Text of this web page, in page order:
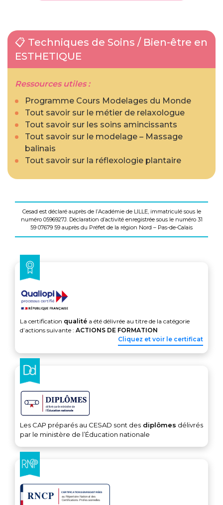
📋 Techniques de Soins / Bien-être en
ESTHETIQUE
Ressources utiles :
Programme Cours Modelages du Monde
Tout savoir sur le métier de relaxologue
Tout savoir sur les soins amincissants
Tout savoir sur le modelage – Massage
balinais
Tout savoir sur la réflexologie plantaire
Cesad est déclaré auprès de l’Académie de LILLE, immatriculé sous le
numéro 0596927J. Déclaration d’activité enregistrée sous le numéro 31
59 07679 59 auprès du Préfet de la région Nord – Pas-de-Calais
La certification qualité a été délivrée au titre de la catégorie
d’actions suivante : ACTIONS DE FORMATION
Cliquez et voir le certificat
Les CAP préparés au CESAD sont des diplômes délivrés
par le ministère de l’Éducation nationale